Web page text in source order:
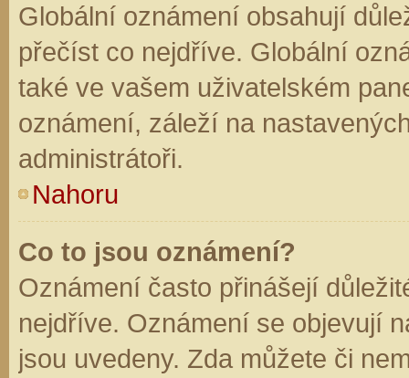
Globální oznámení obsahují
přečíst co nejdříve. Globální
také ve vašem uživatelském
oznámení, záleží na
administrátoři.
Nahoru
Co to jsou oznámení?
Oznámení často přinášejí
nejdříve. Oznámení se objevují
jsou uvedeny. Zda můžete či